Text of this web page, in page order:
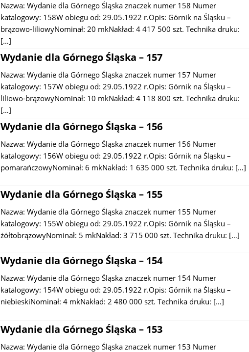
Nazwa: Wydanie dla Górnego Śląska znaczek numer 158 Numer
katalogowy: 158W obiegu od: 29.05.1922 r.Opis: Górnik na Śląsku –
brązowo-liliowyNominał: 20 mkNakład: 4 417 500 szt. Technika druku:
[…]
Wydanie dla Górnego Śląska – 157
Nazwa: Wydanie dla Górnego Śląska znaczek numer 157 Numer
katalogowy: 157W obiegu od: 29.05.1922 r.Opis: Górnik na Śląsku –
liliowo-brązowyNominał: 10 mkNakład: 4 118 800 szt. Technika druku:
[…]
Wydanie dla Górnego Śląska – 156
Nazwa: Wydanie dla Górnego Śląska znaczek numer 156 Numer
katalogowy: 156W obiegu od: 29.05.1922 r.Opis: Górnik na Śląsku –
pomarańczowyNominał: 6 mkNakład: 1 635 000 szt. Technika druku: […]
Wydanie dla Górnego Śląska – 155
Nazwa: Wydanie dla Górnego Śląska znaczek numer 155 Numer
katalogowy: 155W obiegu od: 29.05.1922 r.Opis: Górnik na Śląsku –
żółtobrązowyNominał: 5 mkNakład: 3 715 000 szt. Technika druku: […]
Wydanie dla Górnego Śląska – 154
Nazwa: Wydanie dla Górnego Śląska znaczek numer 154 Numer
katalogowy: 154W obiegu od: 29.05.1922 r.Opis: Górnik na Śląsku –
niebieskiNominał: 4 mkNakład: 2 480 000 szt. Technika druku: […]
Wydanie dla Górnego Śląska – 153
Nazwa: Wydanie dla Górnego Śląska znaczek numer 153 Numer